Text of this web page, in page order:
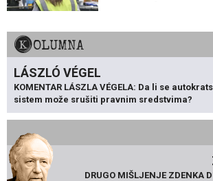
KOLUMNA
LÁSZLÓ VÉGEL
KOMENTAR LÁSZLA VÉGELA: Da li se
sistem može srušiti pravnim sredstvima?
DRUGO MIŠLJENJE ZDENKA